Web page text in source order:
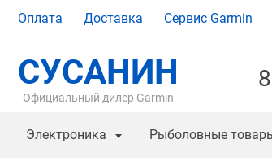
Оплата Доставка Сервис Garmin
СУСАНИН
Официальный дилер Garmin
Электроника Рыболовные